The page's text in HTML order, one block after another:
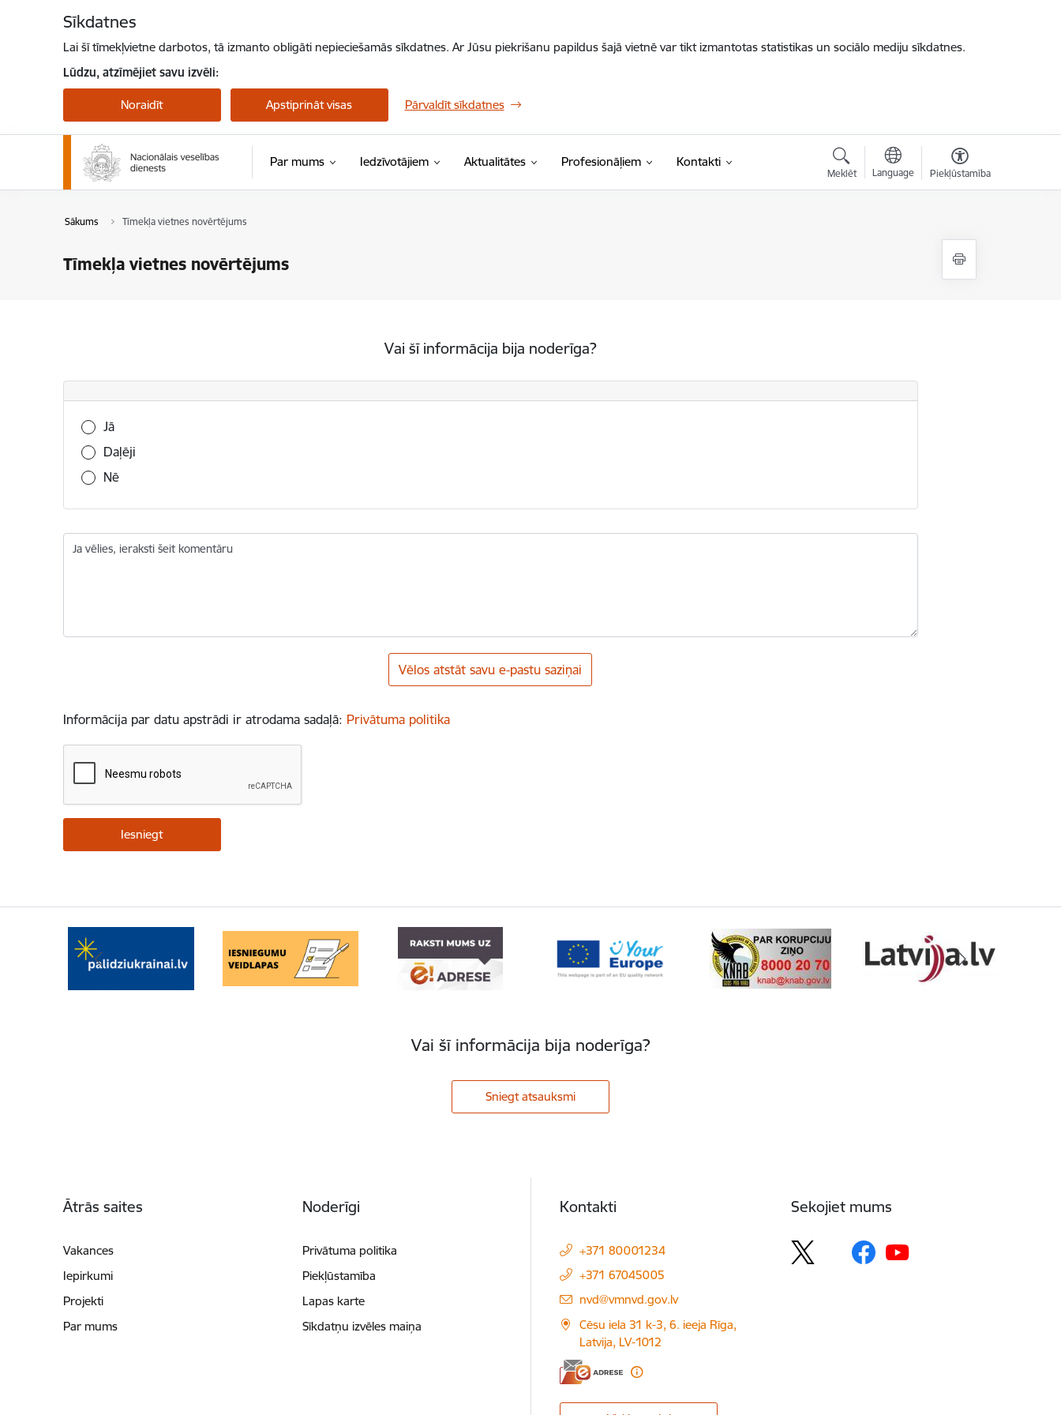
Sīkdatnes
Lai šī tīmekļvietne darbotos, tā izmanto obligāti nepieciešamās sīkdatnes. Ar Jūsu piekrišanu papildus šajā vietnē var tikt izmantotas statistikas un sociālo mediju sīkdatnes.
Lūdzu, atzīmējiet savu izvēli:
Noraidīt Apstiprināt visas Pārvaldīt sīkdatnes
Par mums Iedzīvotājiem Aktualitātes Profesionāļiem Kontakti
Meklēt Language Piekļūstamība
Sākums Tīmekļa vietnes novērtējums
Tīmekļa vietnes novērtējums
Vai šī informācija bija noderīga?
Vai šī informācija bija noderīga?
Jā
Daļēji
Nē
Ja vēlies, ieraksti šeit komentāru
Vēlos atstāt savu e-pastu saziņai
Informācija par datu apstrādi ir atrodama sadaļā: Privātuma politika
Vai šī informācija bija noderīga?
Sniegt atsauksmi
Ātrās saites
Vakances
Iepirkumi
Projekti
Par mums
Noderīgi
Privātuma politika
Piekļūstamība
Lapas karte
Sīkdatņu izvēles maiņa
Kontakti
+371 80001234
+371 67045005
E-pasts:
nvd@vmnvd.gov.lv
Cēsu iela 31 k-3, 6. ieeja Rīga,
Latvija, LV-1012
Sekojiet mums